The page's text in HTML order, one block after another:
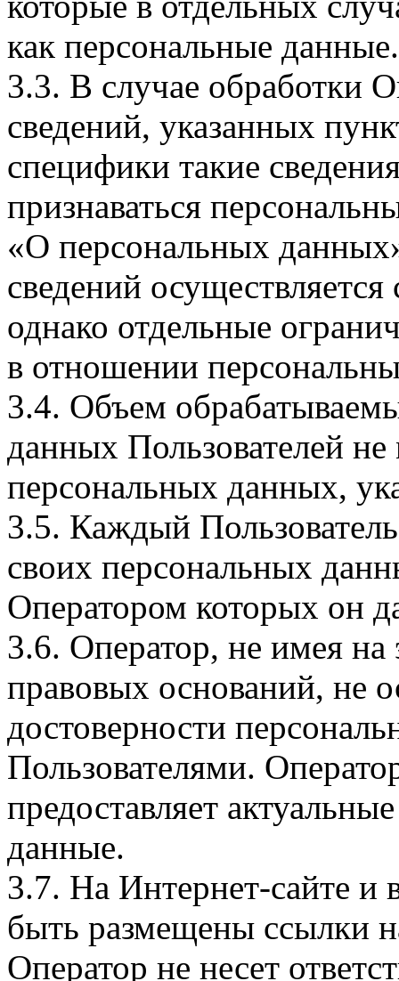
как персональные данные.
3.3. В случае обработки
сведений, указанных
специфики такие
признаваться
«О персональных
сведений
однако отдельные
в отношении
3.4. Объем
данных Пользователей
персональных данных,
3.5. Каждый
своих персональных
Оператором которых он
3.6. Оператор, не имея
правовых оснований, не
достоверности
Пользователями.
предоставляет
данные.
3.7. На Интернет-сайте
быть размещены ссылки
Оператор не несет